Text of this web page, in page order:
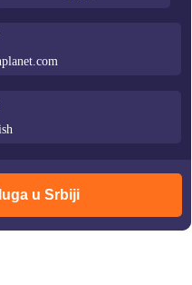
u Srbiji